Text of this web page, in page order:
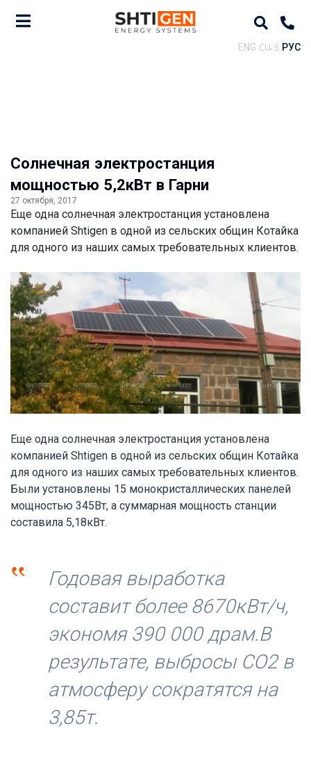
ENG ՀԱՅ РУС
Солнечная электростанция
мощностью 5,2кВт в Гарни
27 октября, 2017
Еще одна солнечная электростанция установлена
компанией Shtigen в одной из сельских общин Котайка
для одного из наших самых требовательных клиентов.
Еще одна солнечная электростанция установлена
компанией Shtigen в одной из сельских общин Котайка
для одного из наших самых требовательных клиентов.
Были установлены 15 монокристаллических панелей
мощностью 345Вт, а суммарная мощность станции
составила 5,18кВт.
‟
Годовая выработка
составит более 8670кВт/ч,
экономя 390 000 драм.В
результате, выбросы CO2 в
атмосферу сократятся на
3,85т.